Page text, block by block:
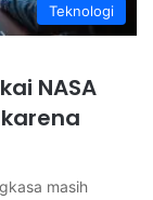
Teknologi
NASA
masih